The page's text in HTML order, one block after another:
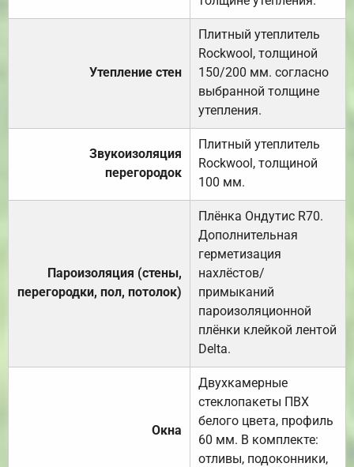
Утепление стен
Плитный утеплитель
Rockwool, толщиной
150/200 мм. согласно
выбранной толщине
утепления.
Звукоизоляция
перегородок
Плитный утеплитель
Rockwool, толщиной
100 мм.
Пароизоляция (стены,
перегородки, пол, потолок)
Плёнка Ондутис R70.
Дополнительная
герметизация
нахлёстов/
примыканий
пароизоляционной
плёнки клейкой лентой
Delta.
Окна
Двухкамерные
стеклопакеты ПВХ
белого цвета, профиль
60 мм. В комплекте:
отливы, подоконники,